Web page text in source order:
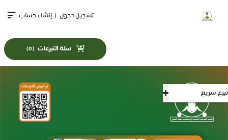
تبرع سريع
تسجيل دخول | إنشاء حساب
سلة التبرعات (
0
)